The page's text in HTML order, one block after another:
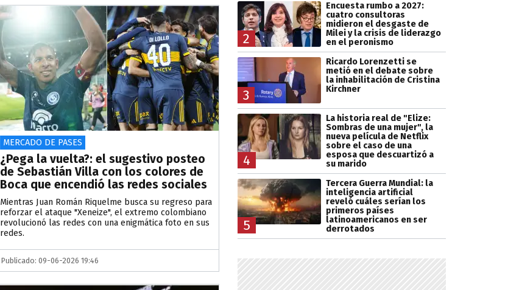
MERCADO DE PASES
¿Pega la vuelta?: el sugestivo posteo
de Sebastián Villa con los colores de
Boca que encendió las redes sociales
Mientras Juan Román Riquelme busca su regreso para
reforzar el ataque "Xeneize", el extremo colombiano
revolucionó las redes con una enigmática foto en sus
redes.
Publicado: 09-06-2026 19:46
2
Encuesta rumbo a 2027:
cuatro consultoras
midieron el desgaste de
Milei y la crisis de liderazgo
en el peronismo
3
Ricardo Lorenzetti se
metió en el debate sobre
la inhabilitación de Cristina
Kirchner
4
La historia real de "Elize:
Sombras de una mujer", la
nueva película de Netflix
sobre el caso de una
esposa que descuartizó a
su marido
5
Tercera Guerra Mundial: la
inteligencia artificial
reveló cuáles serían los
primeros países
latinoamericanos en ser
derrotados